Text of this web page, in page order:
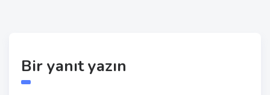
Bir yanıt yazın